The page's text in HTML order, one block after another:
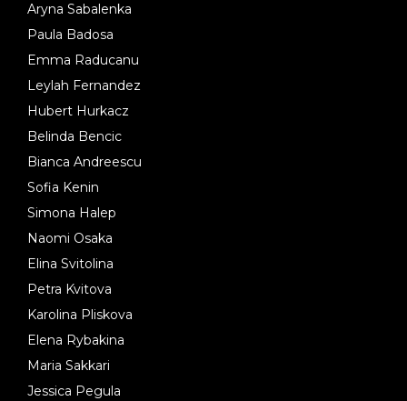
Aryna Sabalenka
Paula Badosa
Emma Raducanu
Leylah Fernandez
Hubert Hurkacz
Belinda Bencic
Bianca Andreescu
Sofia Kenin
Simona Halep
Naomi Osaka
Elina Svitolina
Petra Kvitova
Karolina Pliskova
Elena Rybakina
Maria Sakkari
Jessica Pegula